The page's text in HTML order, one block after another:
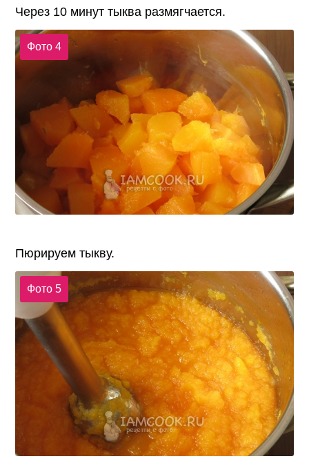
Через 10 минут тыква размягчается.
Фото 4
Пюрируем тыкву.
Фото 5